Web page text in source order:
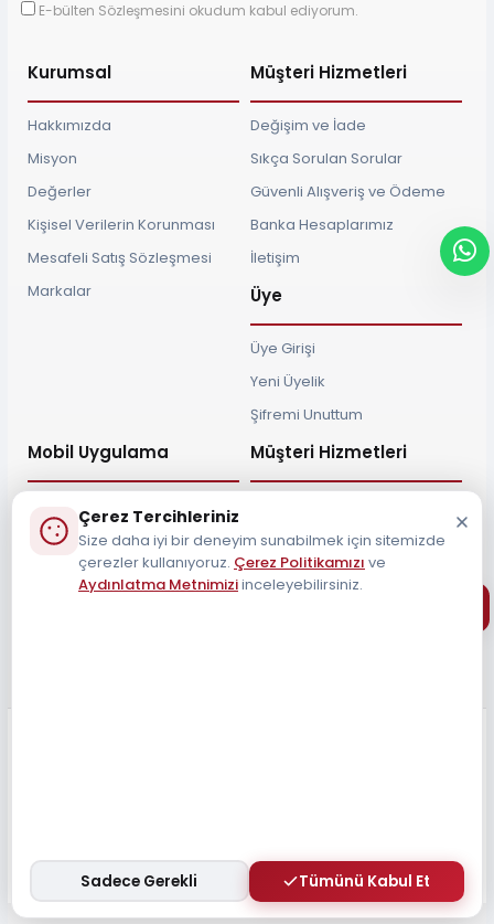
E-bülten Sözleşmesini okudum kabul ediyorum.
Kurumsal
Hakkımızda
Misyon
Değerler
Kişisel Verilerin Korunması
Mesafeli Satış Sözleşmesi
Markalar
Müşteri Hizmetleri
Değişim ve İade
Sıkça Sorulan Sorular
Güvenli Alışveriş ve Ödeme
Banka Hesaplarımız
İletişim
Üye
Üye Girişi
Yeni Üyelik
Şifremi Unuttum
Mobil Uygulama Müşteri Hizmetleri
Müşteri Destek Hattı
Çerez Tercihleriniz
Size daha iyi bir deneyim sunabilmek için sitemizde
çerezler kullanıyoruz. Çerez Politikamızı ve
Aydınlatma Metnimiziinceleyebilirsiniz.
Sadece Gerekli Tümünü Kabul Et